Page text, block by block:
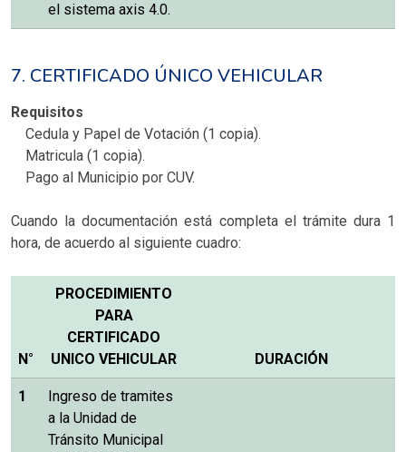
el sistema axis 4.0.
7. CERTIFICADO ÚNICO VEHICULAR
Requisitos
Cedula y Papel de Votación (1 copia).
Matricula (1 copia).
Pago al Municipio por CUV.
Cuando la documentación está completa el trámite dura 1
hora, de acuerdo al siguiente cuadro:
N°
PROCEDIMIENTO
PARA
CERTIFICADO
UNICO VEHICULAR
DURACIÓN
1
Ingreso de tramites
a la Unidad de
Tránsito Municipal